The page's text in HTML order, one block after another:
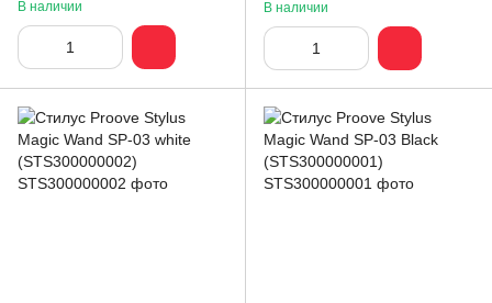
В наличии
(STA200010002)
В наличии